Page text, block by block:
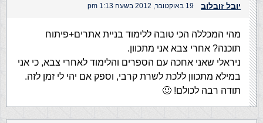
יובל זובלוב 19 באוקטובר, 2012 בשעה 1:13 pm
מהי המכללה הכי טובה ללימוד בניית אתרים+פיתוח
תוכנה? אחרי צבא אני מתכוון.
ניראלי שאני אחכה עם הספרים והלימוד לאחרי צבא, כי אני
במילא מתכוון ללכת לשרת קרבי, וספק אם יהי לי זמן לזה.
תודה רבה לכולם! 🙂